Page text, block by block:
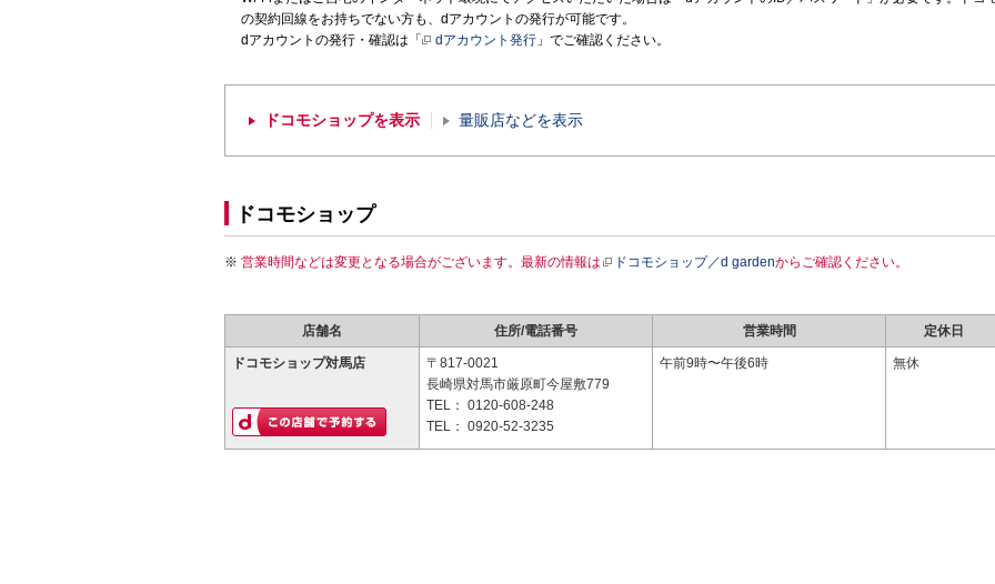
の契約回線をお持ちでない方も、dアカウントの発行が可能です。
dアカウントの発行・確認は「
dアカウント発行 」でご確認ください。
ドコモショップを表示 量販店などを表示
ドコモショップ
営業時間などは変更となる場合がございます。最新の情報は ドコモショップ／d gardenからご確認ください。
店舗名 住所/電話番号 営業時間 定休日
ドコモショップ対馬店
〒817-0021
長崎県対馬市厳原町今屋敷779
TEL： 0120-608-248
TEL： 0920-52-3235
午前9時〜午後6時 無休